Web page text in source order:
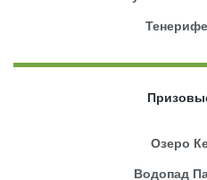
Озеро
Водопад